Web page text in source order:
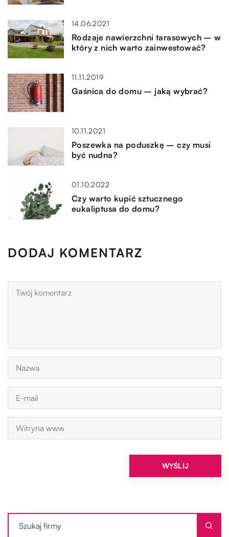
14.06.2021
Rodzaje nawierzchni tarasowych – w
który z nich warto zainwestować?
11.11.2019
Gaśnica do domu – jaką wybrać?
10.11.2021
Poszewka na poduszkę – czy musi
być nudna?
01.10.2022
Czy warto kupić sztucznego
eukaliptusa do domu?
DODAJ KOMENTARZ